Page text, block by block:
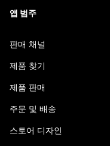
앱 범주
판매 채널
제품 찾기
제품 판매
주문 및 배송
스토어 디자인